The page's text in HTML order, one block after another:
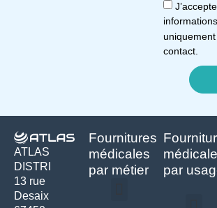
contact.
ATLAS
DISTRI
13 rue
Desaix
Fournitures
médicales
par métier
par